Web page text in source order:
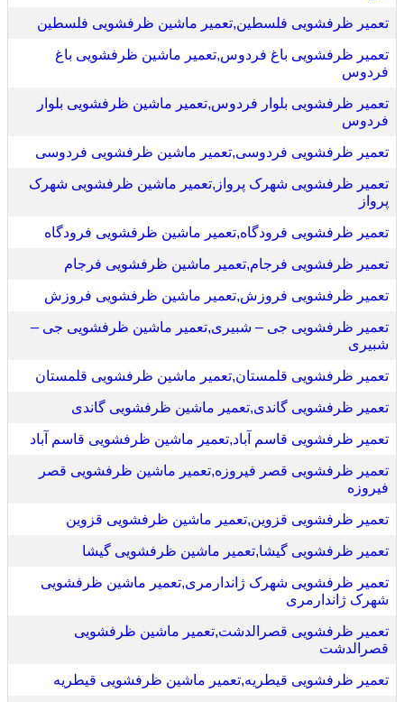
تعمیر ظرفشویی فلسطین,تعمیر ماشین ظرفشویی فلسطین
تعمیر ظرفشویی باغ فردوس,تعمیر ماشین ظرفشویی باغ
فردوس
تعمیر ظرفشویی بلوار فردوس,تعمیر ماشین ظرفشویی بلوار
فردوس
تعمیر ظرفشویی فردوسی,تعمیر ماشین ظرفشویی فردوسی
تعمیر ظرفشویی شهرک پرواز,تعمیر ماشین ظرفشویی شهرک
پرواز
تعمیر ظرفشویی فرودگاه,تعمیر ماشین ظرفشویی فرودگاه
تعمیر ظرفشویی فرجام,تعمیر ماشین ظرفشویی فرجام
تعمیر ظرفشویی فروزش,تعمیر ماشین ظرفشویی فروزش
تعمیر ظرفشویی جی – شبیری,تعمیر ماشین ظرفشویی جی –
شبیری
تعمیر ظرفشویی قلمستان,تعمیر ماشین ظرفشویی قلمستان
تعمیر ظرفشویی گاندی,تعمیر ماشین ظرفشویی گاندی
تعمیر ظرفشویی قاسم آباد,تعمیر ماشین ظرفشویی قاسم آباد
تعمیر ظرفشویی قصر فیروزه,تعمیر ماشین ظرفشویی قصر
فیروزه
تعمیر ظرفشویی قزوین,تعمیر ماشین ظرفشویی قزوین
تعمیر ظرفشویی گیشا,تعمیر ماشین ظرفشویی گیشا
تعمیر ظرفشویی شهرک ژاندارمری,تعمیر ماشین ظرفشویی
شهرک ژاندارمری
تعمیر ظرفشویی قصرالدشت,تعمیر ماشین ظرفشویی
قصرالدشت
تعمیر ظرفشویی قیطریه,تعمیر ماشین ظرفشویی قیطریه